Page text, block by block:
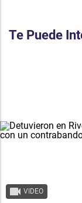
Te Puede
VIDEO